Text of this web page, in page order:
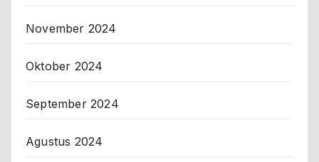
November 2024
Oktober 2024
September 2024
Agustus 2024